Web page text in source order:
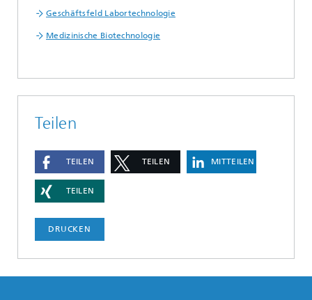
Geschäftsfeld Labortechnologie
Medizinische Biotechnologie
Teilen
TEILEN TEILEN MITTEILEN
TEILEN
DRUCKEN